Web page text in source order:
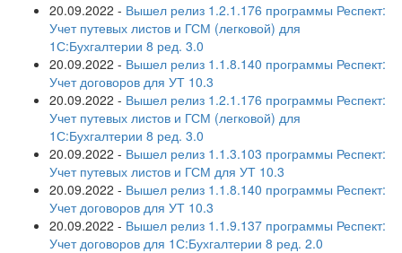
20.09.2022 - Вышел релиз 1.2.1.176 программы Респект:
Учет путевых листов и ГСМ (легковой) для
1С:Бухгалтерии 8 ред. 3.0
20.09.2022 - Вышел релиз 1.1.8.140 программы Респект:
Учет договоров для УТ 10.3
20.09.2022 - Вышел релиз 1.2.1.176 программы Респект:
Учет путевых листов и ГСМ (легковой) для
1С:Бухгалтерии 8 ред. 3.0
20.09.2022 - Вышел релиз 1.1.3.103 программы Респект:
Учет путевых листов и ГСМ для УТ 10.3
20.09.2022 - Вышел релиз 1.1.8.140 программы Респект:
Учет договоров для УТ 10.3
20.09.2022 - Вышел релиз 1.1.9.137 программы Респект:
Учет договоров для 1С:Бухгалтерии 8 ред. 2.0